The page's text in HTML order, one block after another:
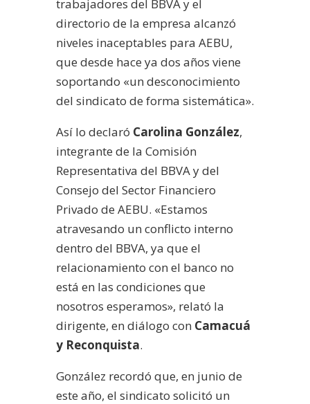
trabajadores del BBVA y el
directorio de la empresa alcanzó
niveles inaceptables para AEBU,
que desde hace ya dos años viene
soportando «un desconocimiento
del sindicato de forma sistemática».
Así lo declaró Carolina González,
integrante de la Comisión
Representativa del BBVA y del
Consejo del Sector Financiero
Privado de AEBU. «Estamos
atravesando un conflicto interno
dentro del BBVA, ya que el
relacionamiento con el banco no
está en las condiciones que
nosotros esperamos», relató la
dirigente, en diálogo con Camacuá
y Reconquista.
González recordó que, en junio de
este año, el sindicato solicitó un